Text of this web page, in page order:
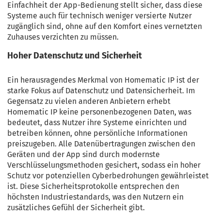
Einfachheit der App-Bedienung stellt sicher, dass diese
Systeme auch für technisch weniger versierte Nutzer
zugänglich sind, ohne auf den Komfort eines vernetzten
Zuhauses verzichten zu müssen.
Hoher Datenschutz und Sicherheit
Ein herausragendes Merkmal von Homematic IP ist der
starke Fokus auf Datenschutz und Datensicherheit. Im
Gegensatz zu vielen anderen Anbietern erhebt
Homematic IP keine personenbezogenen Daten, was
bedeutet, dass Nutzer ihre Systeme einrichten und
betreiben können, ohne persönliche Informationen
preiszugeben. Alle Datenübertragungen zwischen den
Geräten und der App sind durch modernste
Verschlüsselungsmethoden gesichert, sodass ein hoher
Schutz vor potenziellen Cyberbedrohungen gewährleistet
ist. Diese Sicherheitsprotokolle entsprechen den
höchsten Industriestandards, was den Nutzern ein
zusätzliches Gefühl der Sicherheit gibt.